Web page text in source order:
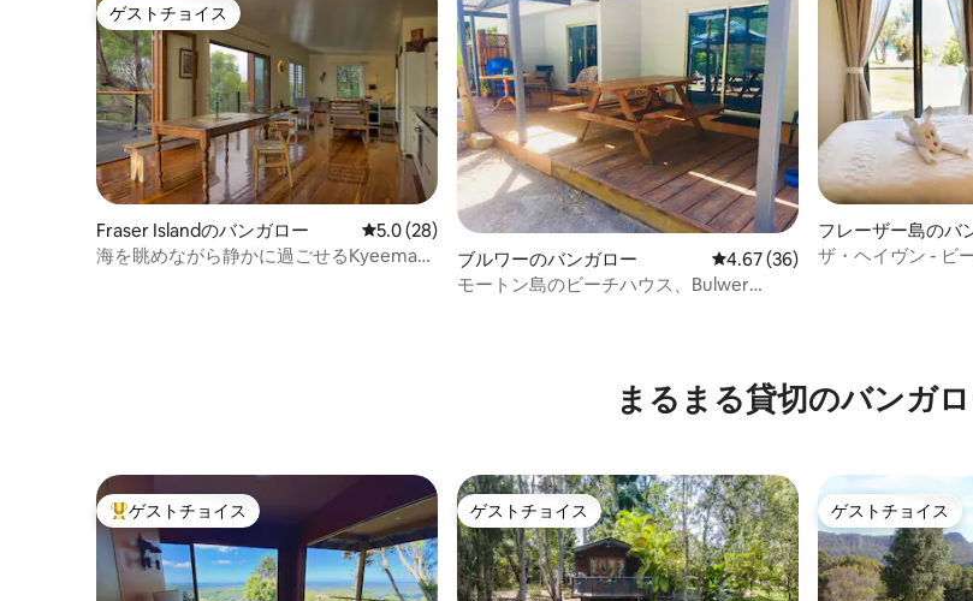
ゲストチョイス
ゲストチョイス
Fraser Islandのバンガロー レビュー28件、5つ星中5.0つ星の平均評価
5.0 (28)
海を眺めながら静かに過ごせるKyeemaの
ブルワーのバンガロー レビュー36件、5つ星中4.67つ
4.67 (36)
モートン島のビーチハウス、Bulwer
フレーザー島のバ
ザ・ヘイヴン - ビ
まるまる貸切のバンガ
大好評のゲストチョイスです。
ゲストチョイス ゲストチョイス
ゲストチョイス ゲストチョイス
ゲストチョイス